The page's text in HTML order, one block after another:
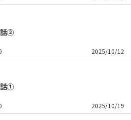
②
2025/10/12
①
2025/10/19